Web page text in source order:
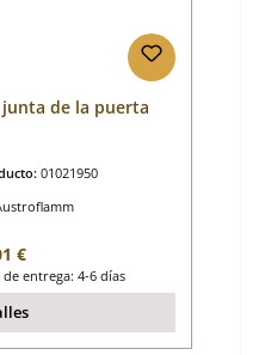
de la puerta
01021950
normal:
€
entrega: 4-6 días